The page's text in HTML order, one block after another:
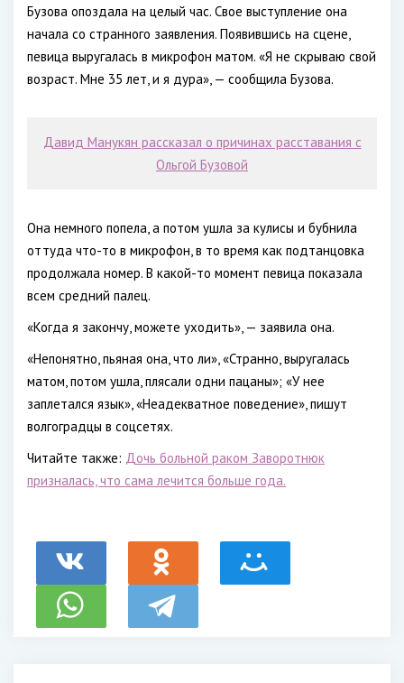
Бузова опоздала на целый час. Свое выступление она
начала со странного заявления. Появившись на сцене,
певица выругалась в микрофон матом. «Я не скрываю свой
возраст. Мне 35 лет, и я дура», — сообщила Бузова.
Давид Манукян рассказал о причинах расставания с
Ольгой Бузовой
Она немного попела, а потом ушла за кулисы и бубнила
оттуда что-то в микрофон, в то время как подтанцовка
продолжала номер. В какой-то момент певица показала
всем средний палец.
«Когда я закончу, можете уходить», — заявила она.
«Непонятно, пьяная она, что ли», «Странно, выругалась
матом, потом ушла, плясали одни пацаны»; «У нее
заплетался язык», «Неадекватное поведение», пишут
волгоградцы в соцсетях.
Читайте также: Дочь больной раком Заворотнюк
призналась, что сама лечится больше года.